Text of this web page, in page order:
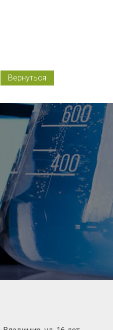
Вернуться